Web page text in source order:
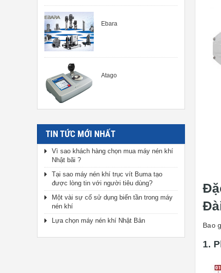
Ebara
Atago
TIN TỨC MỚI NHẤT
Vì sao khách hàng chọn mua máy nén khí
Nhật bãi ?
Tại sao máy nén khí trục vít Buma tạo
được lòng tin với người tiêu dùng?
Một vài sự cố sử dụng biến tần trong máy
nén khí
Lựa chọn máy nén khí Nhật Bản
Bao
1.